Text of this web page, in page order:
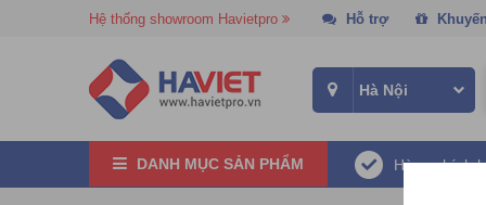
Hệ thống showroom Havietpro Hỗ trợ
DANH MỤC SẢN PHẨM Hàng chính